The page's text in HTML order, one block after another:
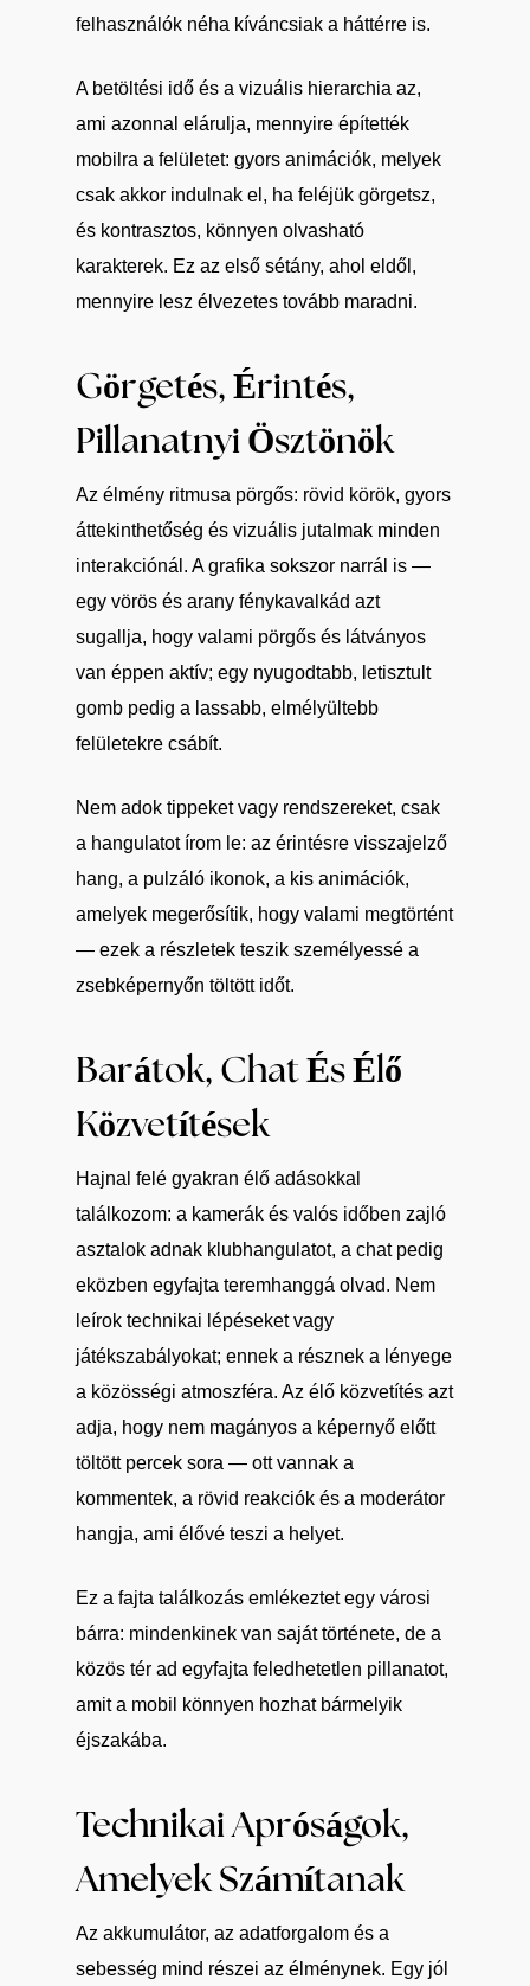
felhasználók néha kíváncsiak a háttérre is.
A betöltési idő és a vizuális hierarchia az,
ami azonnal elárulja, mennyire építették
mobilra a felületet: gyors animációk, melyek
csak akkor indulnak el, ha feléjük görgetsz,
és kontrasztos, könnyen olvasható
karakterek. Ez az első sétány, ahol eldől,
mennyire lesz élvezetes tovább maradni.
Görgetés, Érintés,
Pillanatnyi Ösztönök
Az élmény ritmusa pörgős: rövid körök, gyors
áttekinthetőség és vizuális jutalmak minden
interakciónál. A grafika sokszor narrál is —
egy vörös és arany fénykavalkád azt
sugallja, hogy valami pörgős és látványos
van éppen aktív; egy nyugodtabb, letisztult
gomb pedig a lassabb, elmélyültebb
felületekre csábít.
Nem adok tippeket vagy rendszereket, csak
a hangulatot írom le: az érintésre visszajelző
hang, a pulzáló ikonok, a kis animációk,
amelyek megerősítik, hogy valami megtörtént
— ezek a részletek teszik személyessé a
zsebképernyőn töltött időt.
Barátok, Chat És Élő
Közvetítések
Hajnal felé gyakran élő adásokkal
találkozom: a kamerák és valós időben zajló
asztalok adnak klubhangulatot, a chat pedig
eközben egyfajta teremhanggá olvad. Nem
leírok technikai lépéseket vagy
játékszabályokat; ennek a résznek a lényege
a közösségi atmoszféra. Az élő közvetítés azt
adja, hogy nem magányos a képernyő előtt
töltött percek sora — ott vannak a
kommentek, a rövid reakciók és a moderátor
hangja, ami élővé teszi a helyet.
Ez a fajta találkozás emlékeztet egy városi
bárra: mindenkinek van saját története, de a
közös tér ad egyfajta feledhetetlen pillanatot,
amit a mobil könnyen hozhat bármelyik
éjszakába.
Technikai Apróságok,
Amelyek Számítanak
Az akkumulátor, az adatforgalom és a
sebesség mind részei az élménynek. Egy jól